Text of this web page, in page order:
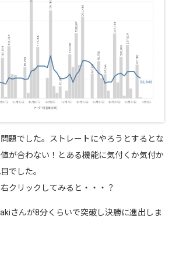
題でした。ストレートにやろうとするとな
が合わない！とある機能に気付くか気付か
でした。
クリックしてみると・・・？
さんが8分くらいで突破し決勝に進出しま